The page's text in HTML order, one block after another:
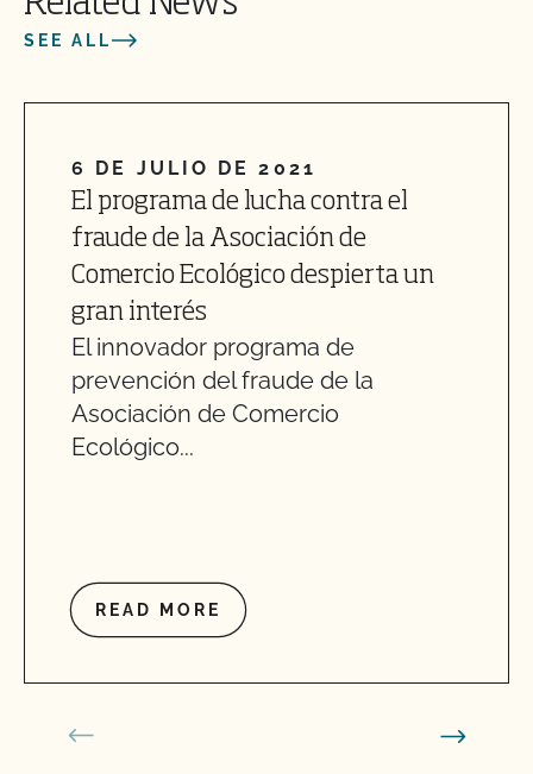
SEE ALL
6 DE JULIO DE 2021
El programa de lucha contra el
fraude de la Asociación de
Comercio Ecológico despierta un
gran interés
El innovador programa de
prevención del fraude de la
Asociación de Comercio
Ecológico...
READ MORE